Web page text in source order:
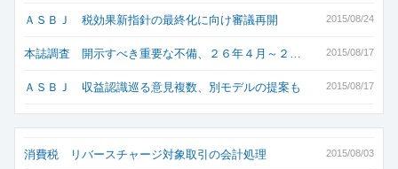
2015/08/24
ＡＳＢＪ 税効果新指針の最終化に向け審議再開
2015/08/17
本誌調査 開示すべき重要な不備、２６年４月～２…
2015/08/17
ＡＳＢＪ 収益認識巡る意見複数、別モデルの提案も
2015/08/03
消費税 リバースチャージ対象取引の会計処理